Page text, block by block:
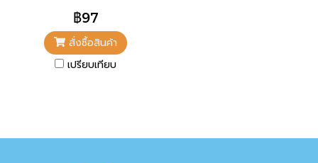
Level Switch รุ่น 61F-GP-N,
61F-GP-N8
฿97
สั่งซื้อสินค้า
เปรียบเทียบ